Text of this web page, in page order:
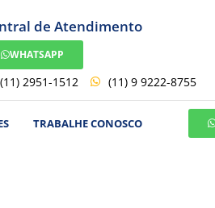
de Atendimento
WHATSAPP
(11) 2951-1512 (11) 9 9222-8755
TRABALHE CONOSCO